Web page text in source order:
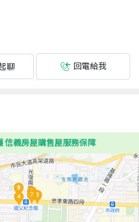
聊 回電給我
信義房屋購售屋服務保障